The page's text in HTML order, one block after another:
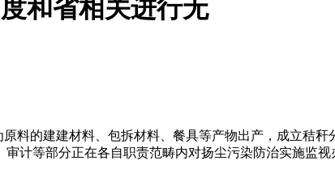
和省相关进行无
的建建材料、包拆材料、餐具等产物出产，成立秸秆
计等部分正在各自职责范畴内对扬尘污染防治实施监